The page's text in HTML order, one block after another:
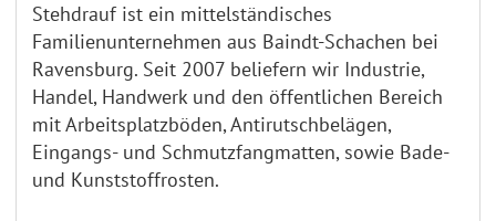
Stehdrauf ist ein mittelständisches
Familienunternehmen aus Baindt-Schachen bei
Ravensburg. Seit 2007 beliefern wir Industrie,
Handel, Handwerk und den öffentlichen Bereich
mit Arbeitsplatzböden, Antirutschbelägen,
Eingangs- und Schmutzfangmatten, sowie Bade-
und Kunststoffrosten.